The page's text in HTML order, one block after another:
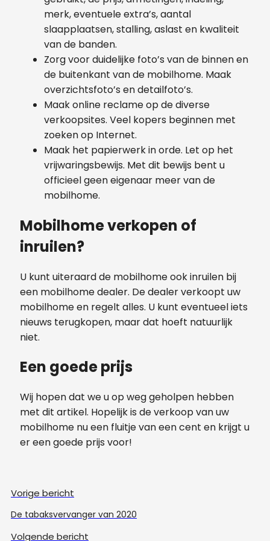
merk, eventuele extra’s, aantal
slaapplaatsen, stalling, aslast en kwaliteit
van de banden.
Zorg voor duidelijke foto’s van de binnen en
de buitenkant van de mobilhome. Maak
overzichtsfoto’s en detailfoto’s.
Maak online reclame op de diverse
verkoopsites. Veel kopers beginnen met
zoeken op Internet.
Maak het papierwerk in orde. Let op het
vrijwaringsbewijs. Met dit bewijs bent u
officieel geen eigenaar meer van de
mobilhome.
Mobilhome verkopen of
inruilen?
U kunt uiteraard de mobilhome ook inruilen bij
een mobilhome dealer. De dealer verkoopt uw
mobilhome en regelt alles. U kunt eventueel iets
nieuws terugkopen, maar dat hoeft natuurlijk
niet.
Een goede prijs
Wij hopen dat we u op weg geholpen hebben
met dit artikel. Hopelijk is de verkoop van uw
mobilhome nu een fluitje van een cent en krijgt u
er een goede prijs voor!
Vorige bericht
De tabaksvervanger van 2020
Volgende bericht